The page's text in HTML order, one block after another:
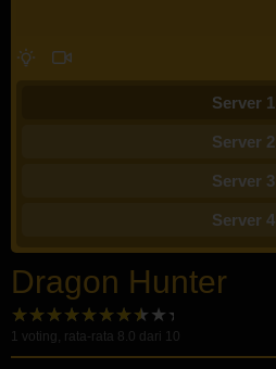
Server 1
Server 2
Server 3
Server 4
Dragon Hunter
1 voting, rata-rata 8.0 dari 10